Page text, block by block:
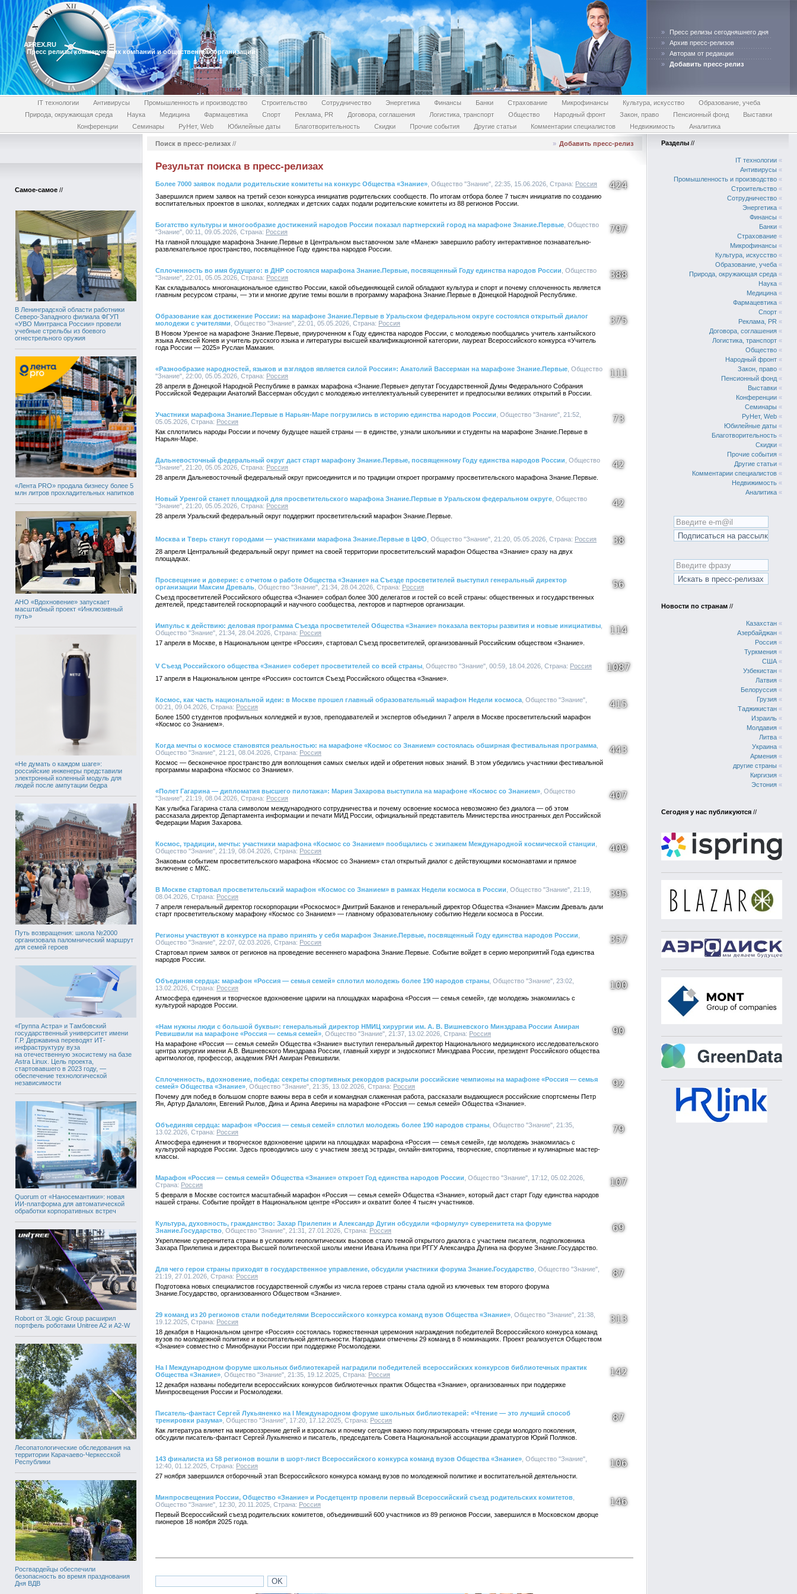
ATREX.RU
Пресс релизы коммерческих компаний и общественных организаций
»
Пресс релизы сегодняшнего дня
»
Архив пресс-релизов
»
Авторам от редакции
»
Добавить пресс-релиз
IT технологии Антивирусы Промышленность и производство Строительство Сотрудничество Энергетика Финансы Банки Страхование Микрофинансы Культура, искусство
Образование, учеба
Природа, окружающая среда
Наука Медицина Фармацевтика Спорт Реклама, PR Договора, соглашения Логистика, транспорт Общество Народный фронт Закон, право Пенсионный фонд
Выставки
Конференции
Семинары РуНет, Web Юбилейные даты Благотворительность Скидки Прочие события Другие статьи Комментарии специалистов Недвижимость Аналитика
Самое-самое //
В Ленинградской области работники
Северо-Западного филиала ФГУП
«УВО Минтранса России» провели
учебные стрельбы из боевого
огнестрельного оружия
«Лента PRO» продала бизнесу более 5
млн литров прохладительных напитков
АНО «Вдохновение» запускает
масштабный проект «Инклюзивный
путь»
«Не думать о каждом шаге»:
российские инженеры представили
электронный коленный модуль для
людей после ампутации бедра
Путь возвращения: школа №2000
организовала паломнический маршрут
для семей героев
«Группа Астра» и Тамбовский
государственный университет имени
Г.Р. Державина переводят ИТ-
инфраструктуру вуза
на отечественную экосистему на базе
Astra Linux. Цель проекта,
стартовавшего в 2023 году, —
обеспечение технологической
независимости
Quorum от «Наносемантики»: новая
ИИ-платформа для автоматической
обработки корпоративных встреч
Robort от 3Logic Group расширил
портфель роботами Unitree A2 и A2-W
Лесопатологические обследования на
территории Карачаево-Черкесской
Республики
Росгвардейцы обеспечили
безопасность во время празднования
Дня ВДВ
Поиск в пресс-релизах // » Добавить пресс-релиз
Результат поиска в пресс-релизах
Более 7000 заявок подали родительские комитеты на конкурс Общества «Знание» , Общество "Знание", 22:35, 15.06.2026, Страна: Россия 424
Завершился прием заявок на третий сезон конкурса инициатив родительских сообществ. По итогам отбора более 7 тысяч инициатив по созданию
воспитательных проектов в школах, колледжах и детских садах подали родительские комитеты из 88 регионов России.
Богатство культуры и многообразие достижений народов России показал партнерский город на марафоне Знание.Первые , Общество
"Знание", 00:11, 09.05.2026, Страна: Россия 797
На главной площадке марафона Знание.Первые в Центральном выставочном зале «Манеж» завершило работу интерактивное познавательно-
развлекательное пространство, посвящённое Году единства народов России.
Сплоченность во имя будущего: в ДНР состоялся марафона Знание.Первые, посвященный Году единства народов России , Общество
"Знание", 22:01, 05.05.2026, Страна: Россия 388
Как складывалось многонациональное единство России, какой объединяющей силой обладают культура и спорт и почему сплоченность является
главным ресурсом страны, — эти и многие другие темы вошли в программу марафона Знание.Первые в Донецкой Народной Республике.
Образование как достижение России: на марафоне Знание.Первые в Уральском федеральном округе состоялся открытый диалог
молодежи с учителями , Общество "Знание", 22:01, 05.05.2026, Страна: Россия 375
В Новом Уренгое на марафоне Знание.Первые, приуроченном к Году единства народов России, с молодежью пообщались учитель хантыйского
языка Алексей Конев и учитель русского языка и литературы высшей квалификационной категории, лауреат Всероссийского конкурса «Учитель
года России — 2025» Руслан Мамакин.
«Разнообразие народностей, языков и взглядов является силой России»: Анатолий Вассерман на марафоне Знание.Первые , Общество
"Знание", 22:00, 05.05.2026, Страна: Россия 111
28 апреля в Донецкой Народной Республике в рамках марафона «Знание.Первые» депутат Государственной Думы Федерального Собрания
Российской Федерации Анатолий Вассерман обсудил с молодежью интеллектуальный суверенитет и предпосылки великих открытий в России.
Участники марафона Знание.Первые в Нарьян-Маре погрузились в историю единства народов России , Общество "Знание", 21:52,
05.05.2026, Страна: Россия 73
Как сплотились народы России и почему будущее нашей страны — в единстве, узнали школьники и студенты на марафоне Знание.Первые в
Нарьян-Маре.
Дальневосточный федеральный округ даст старт марафону Знание.Первые, посвященному Году единства народов России , Общество
"Знание", 21:20, 05.05.2026, Страна: Россия 42
28 апреля Дальневосточный федеральный округ присоединится и по традиции откроет программу просветительского марафона Знание.Первые.
Новый Уренгой станет площадкой для просветительского марафона Знание.Первые в Уральском федеральном округе , Общество
"Знание", 21:20, 05.05.2026, Страна: Россия 42
28 апреля Уральский федеральный округ поддержит просветительский марафон Знание.Первые.
Москва и Тверь станут городами — участниками марафона Знание.Первые в ЦФО , Общество "Знание", 21:20, 05.05.2026, Страна: Россия 38
28 апреля Центральный федеральный округ примет на своей территории просветительский марафон Общества «Знание» сразу на двух
площадках.
Просвещение и доверие: с отчетом о работе Общества «Знание» на Съезде просветителей выступил генеральный директор
организации Максим Древаль , Общество "Знание", 21:34, 28.04.2026, Страна: Россия 56
Съезд просветителей Российского общества «Знание» собрал более 300 делегатов и гостей со всей страны: общественных и государственных
деятелей, представителей госкорпораций и научного сообщества, лекторов и партнеров организации.
Импульс к действию: деловая программа Съезда просветителей Общества «Знание» показала векторы развития и новые инициативы
Общество "Знание", 21:34, 28.04.2026, Страна: Россия 114
17 апреля в Москве, в Национальном центре «Россия», стартовал Съезд просветителей, организованный Российским обществом «Знание».
V Съезд Российского общества «Знание» соберет просветителей со всей страны , Общество "Знание", 00:59, 18.04.2026, Страна: Россия 1087
17 апреля в Национальном центре «Россия» состоится Съезд Российского общества «Знание».
Космос, как часть национальной идеи: в Москве прошел главный образовательный марафон Недели космоса , Общество "Знание",
00:21, 09.04.2026, Страна: Россия 415
Более 1500 студентов профильных колледжей и вузов, преподавателей и экспертов объединил 7 апреля в Москве просветительский марафон
«Космос со Знанием».
Когда мечты о космосе становятся реальностью: на марафоне «Космос со Знанием» состоялась обширная фестивальная программа
Общество "Знание", 21:21, 08.04.2026, Страна: Россия 443
Космос — бесконечное пространство для воплощения самых смелых идей и обретения новых знаний. В этом убедились участники фестивальной
программы марафона «Космос со Знанием».
«Полет Гагарина — дипломатия высшего пилотажа»: Мария Захарова выступила на марафоне «Космос со Знанием» , Общество
"Знание", 21:19, 08.04.2026, Страна: Россия 407
Как улыбка Гагарина стала символом международного сотрудничества и почему освоение космоса невозможно без диалога — об этом
рассказала директор Департамента информации и печати МИД России, официальный представитель Министерства иностранных дел Российской
Федерации Мария Захарова.
Космос, традиции, мечты: участники марафона «Космос со Знанием» пообщались с экипажем Международной космической станции
Общество "Знание", 21:19, 08.04.2026, Страна: Россия 409
Знаковым событием просветительского марафона «Космос со Знанием» стал открытый диалог с действующими космонавтами и прямое
включение с МКС.
В Москве стартовал просветительский марафон «Космос со Знанием» в рамках Недели космоса в России , Общество "Знание", 21:19,
08.04.2026, Страна: Россия 395
7 апреля генеральный директор госкорпорации «Роскосмос» Дмитрий Баканов и генеральный директор Общества «Знание» Максим Древаль дали
старт просветительскому марафону «Космос со Знанием» — главному образовательному событию Недели космоса в России.
Регионы участвуют в конкурсе на право принять у себя марафон Знание.Первые, посвященный Году единства народов России
Общество "Знание", 22:07, 02.03.2026, Страна: Россия 357
Стартовал прием заявок от регионов на проведение весеннего марафона Знание.Первые. Событие войдет в серию мероприятий Года единства
народов России.
Объединяя сердца: марафон «Россия — семья семей» сплотил молодежь более 190 народов страны , Общество "Знание", 23:02,
13.02.2026, Страна: Россия 100
Атмосфера единения и творческое вдохновение царили на площадках марафона «Россия — семья семей», где молодежь знакомилась с
культурой народов России.
«Нам нужны люди с большой буквы»: генеральный директор НМИЦ хирургии им. А. В. Вишневского Минздрава России Амиран
Ревишвили на марафоне «Россия — семья семей» , Общество "Знание", 21:37, 13.02.2026, Страна: Россия 90
На марафоне «Россия –– семья семей» Общества «Знание» выступил генеральный директор Национального медицинского исследовательского
центра хирургии имени А.В. Вишневского Минздрава России, главный хирург и эндоскопист Минздрава России, президент Российского общества
аритмологов, профессор, академик РАН Амиран Ревишвили.
Сплоченность, вдохновение, победа: секреты спортивных рекордов раскрыли российские чемпионы на марафоне «Россия — семья
семей» Общества «Знание» , Общество "Знание", 21:35, 13.02.2026, Страна: Россия 92
Почему для побед в большом спорте важны вера в себя и командная слаженная работа, рассказали выдающиеся российские спортсмены Петр
Ян, Артур Далалоян, Евгений Рылов, Дина и Арина Аверины на марафоне «Россия — семья семей» Общества «Знание».
Объединяя сердца: марафон «Россия — семья семей» сплотил молодежь более 190 народов страны , Общество "Знание", 21:35,
13.02.2026, Страна: Россия 79
Атмосфера единения и творческое вдохновение царили на площадках марафона «Россия — семья семей», где молодежь знакомилась с
культурой народов России. Здесь проводились шоу с участием звезд эстрады, онлайн-викторина, творческие, спортивные и кулинарные мастер-
классы.
Марафон «Россия — семья семей» Общества «Знание» откроет Год единства народов России , Общество "Знание", 17:12, 05.02.2026,
Страна: Россия 107
5 февраля в Москве состоится масштабный марафон «Россия — семья семей» Общества «Знание», который даст старт Году единства народов
нашей страны. Событие пройдет в Национальном центре «Россия» и охватит более 4 тысяч участников.
Культура, духовность, гражданство: Захар Прилепин и Александр Дугин обсудили «формулу» суверенитета на форуме
Знание.Государство , Общество "Знание", 21:31, 27.01.2026, Страна: Россия 69
Укрепление суверенитета страны в условиях геополитических вызовов стало темой открытого диалога с участием писателя, подполковника
Захара Прилепина и директора Высшей политической школы имени Ивана Ильина при РГГУ Александра Дугина на форуме Знание.Государство.
Для чего герои страны приходят в государственное управление, обсудили участники форума Знание.Государство , Общество "Знание",
21:19, 27.01.2026, Страна: Россия 87
Подготовка новых специалистов государственной службы из числа героев страны стала одной из ключевых тем второго форума
Знание.Государство, организованного Обществом «Знание».
29 команд из 20 регионов стали победителями Всероссийского конкурса команд вузов Общества «Знание» , Общество "Знание", 21:38,
19.12.2025, Страна: Россия 313
18 декабря в Национальном центре «Россия» состоялась торжественная церемония награждения победителей Всероссийского конкурса команд
вузов по молодежной политике и воспитательной деятельности. Наградами отмечены 29 команд в 8 номинациях. Проект реализуется Обществом
«Знание» совместно с Минобрнауки России при поддержке Росмолодежи.
На I Международном форуме школьных библиотекарей наградили победителей всероссийских конкурсов библиотечных практик
Общества «Знание» , Общество "Знание", 21:35, 19.12.2025, Страна: Россия 142
12 декабря названы победители всероссийских конкурсов библиотечных практик Общества «Знание», организованных при поддержке
Минпросвещения России и Росмолодежи.
Писатель-фантаст Сергей Лукьяненко на I Международном форуме школьных библиотекарей: «Чтение — это лучший способ
тренировки разума» , Общество "Знание", 17:20, 17.12.2025, Страна: Россия 87
Как литература влияет на мировоззрение детей и взрослых и почему сегодня важно популяризировать чтение среди молодого поколения,
обсудили писатель-фантаст Сергей Лукьяненко и писатель, председатель Совета Национальной ассоциации драматургов Юрий Поляков.
143 финалиста из 58 регионов вошли в шорт-лист Всероссийского конкурса команд вузов Общества «Знание» , Общество "Знание",
12:40, 01.12.2025, Страна: Россия 106
27 ноября завершился отборочный этап Всероссийского конкурса команд вузов по молодежной политике и воспитательной деятельности.
Минпросвещения России, Общество «Знание» и Росдетцентр провели первый Всероссийский съезд родительских комитетов
Общество "Знание", 12:30, 20.11.2025, Страна: Россия 146
Первый Всероссийский съезд родительских комитетов, объединивший 600 участников из 89 регионов России, завершился в Московском дворце
пионеров 18 ноября 2025 года.
Разделы //
IT технологии «
Антивирусы «
Промышленность и производство «
Строительство «
Сотрудничество «
Энергетика «
Финансы «
Банки «
Страхование «
Микрофинансы «
Культура, искусство «
Образование, учеба «
Природа, окружающая среда «
Наука «
Медицина «
Фармацевтика «
Спорт «
Реклама, PR «
Договора, соглашения «
Логистика, транспорт «
Общество «
Народный фронт «
Закон, право «
Пенсионный фонд «
Выставки «
Конференции «
Семинары «
РуНет, Web «
Юбилейные даты «
Благотворительность «
Скидки «
Прочие события «
Другие статьи «
Комментарии специалистов «
Недвижимость «
Аналитика «
Новости по странам //
Казахстан «
Азербайджан «
Россия «
Туркмения «
США «
Узбекистан «
Латвия «
Белоруссия «
Грузия «
Таджикистан «
Израиль «
Молдавия «
Литва «
Украина «
Армения «
другие страны «
Киргизия «
Эстония «
Сегодня у нас публикуются //